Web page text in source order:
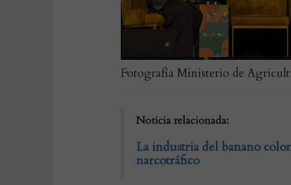
Fotografía Ministerio de
Noticia relacionada:
La industria del banano
narcotráfico